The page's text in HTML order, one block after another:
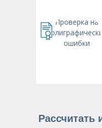
Проверка на
полиграфические
ошибки
Рассчитать